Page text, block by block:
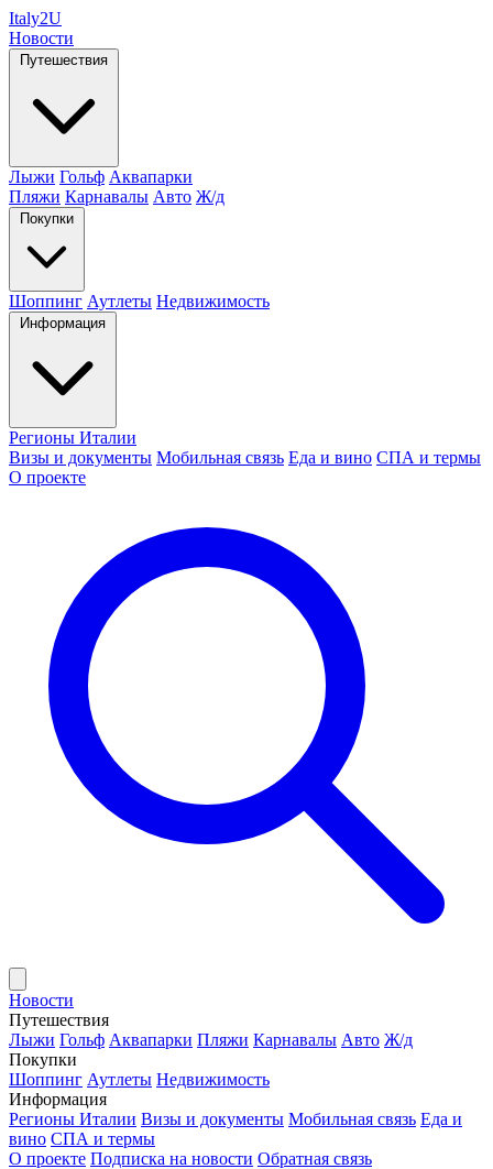
Italy2U
Новости
Путешествия
Лыжи Гольф Аквапарки
Пляжи Карнавалы Авто Ж/д
Покупки
Шоппинг Аутлеты Недвижимость
Информация
Регионы Италии
Визы и документы Мобильная связь Еда и вино СПА и термы
О проекте
Новости
Путешествия
Лыжи Гольф Аквапарки Пляжи Карнавалы Авто Ж/д
Покупки
Шоппинг Аутлеты Недвижимость
Информация
Регионы Италии Визы и документы Мобильная связь Еда и
вино СПА и термы
О проекте Подписка на новости Обратная связь